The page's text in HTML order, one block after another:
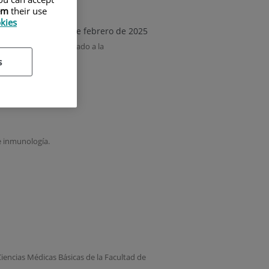
12 de febrero de 2025
online enfocado a la
inmunología.
Médicas Básicas de la Facultad de
their use